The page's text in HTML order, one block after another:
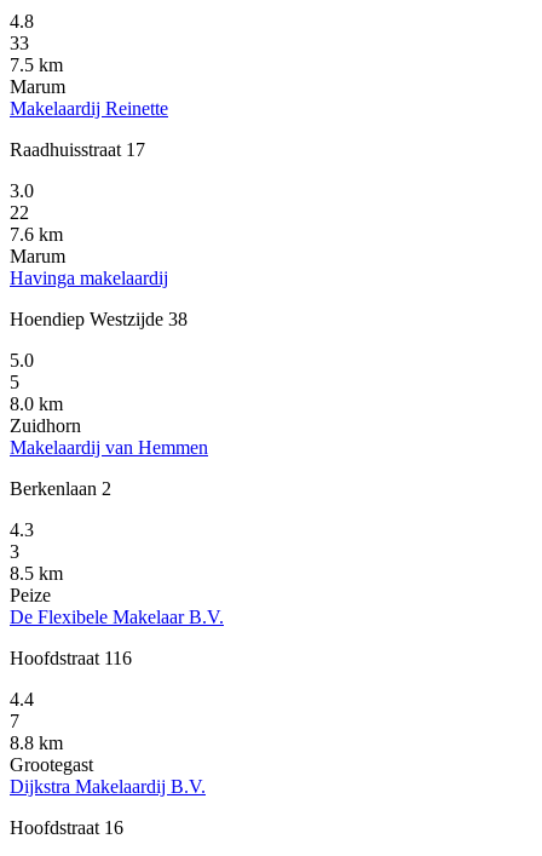
4.8
33
7.5 km
Marum
Makelaardij Reinette
Raadhuisstraat 17
3.0
22
7.6 km
Marum
Havinga makelaardij
Hoendiep Westzijde 38
5.0
5
8.0 km
Zuidhorn
Makelaardij van Hemmen
Berkenlaan 2
4.3
3
8.5 km
Peize
De Flexibele Makelaar B.V.
Hoofdstraat 116
4.4
7
8.8 km
Grootegast
Dijkstra Makelaardij B.V.
Hoofdstraat 16